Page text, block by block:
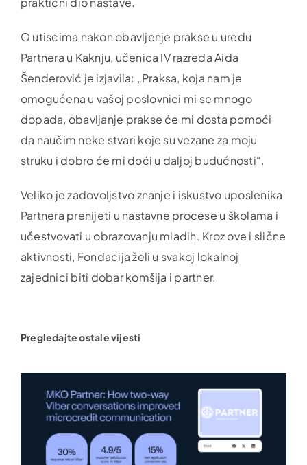
O utiscima nakon obavljenje prakse u uredu
Partnera u Kaknju, učenica IV razreda Aida
Šenderović je izjavila: „Praksa, koja nam je
omogućena u vašoj poslovnici mi se mnogo
dopada, obavljanje prakse će mi dosta pomoći
da naučim neke stvari koje su vezane za moju
struku i dobro će mi doći u daljoj budućnosti“.
Veliko je zadovoljstvo znanje i iskustvo uposlenika
Partnera prenijeti u nastavne procese u školama i
učestvovati u obrazovanju mladih. Kroz ove i slične
aktivnosti, Fondacija želi u svakoj lokalnoj
zajednici biti dobar komšija i partner.
Pregledajte ostale vijesti